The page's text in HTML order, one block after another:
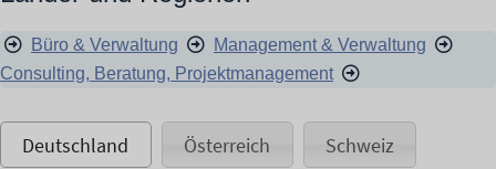
Büro & Verwaltung
Management & Verwaltung
Consulting, Beratung, Projektmanagement
Deutschland Österreich Schweiz